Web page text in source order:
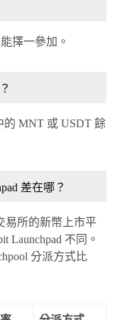
擇一參加。
MNT 或 USDT 餘
差在哪？
易所的新幣上市平
Launchpad 不同。
分派方式比